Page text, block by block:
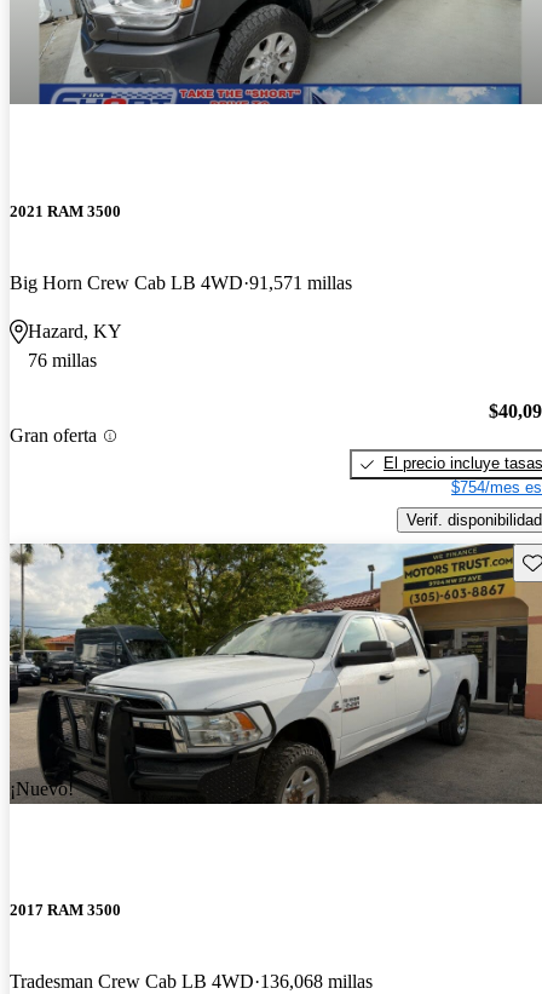
2021 RAM 3500
Big Horn Crew Cab LB 4WD 91,571 millas
Hazard, KY
76 millas
Gran oferta
El precio incluye tasas
$754/mes
Verif. disponibilidad
¡Nuevo!
2017 RAM 3500
Tradesman Crew Cab LB 4WD 136,068 millas